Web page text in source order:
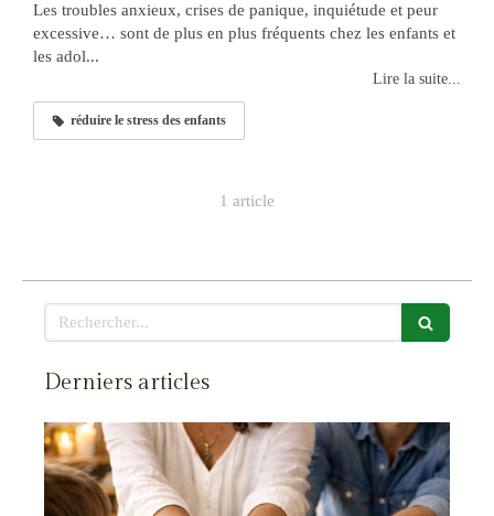
Les troubles anxieux, crises de panique, inquiétude et peur
excessive… sont de plus en plus fréquents chez les enfants et
les adol...
Lire la suite...
réduire le stress des enfants
1 article
Rechercher
Derniers articles